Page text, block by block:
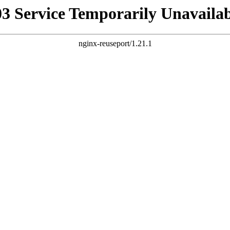
Service Temporarily
nginx-reuseport/1.21.1